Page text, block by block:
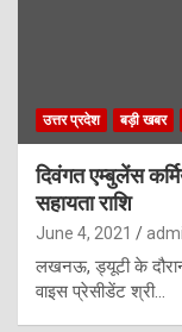
उत्तर प्रदेश बड़ी खबर
दिवंगत एम्बुलेंस
सहायता राशि
June 4, 2021
लखनऊ, ड्यूटी के
वाइस प्रेसीडेंट श्री…